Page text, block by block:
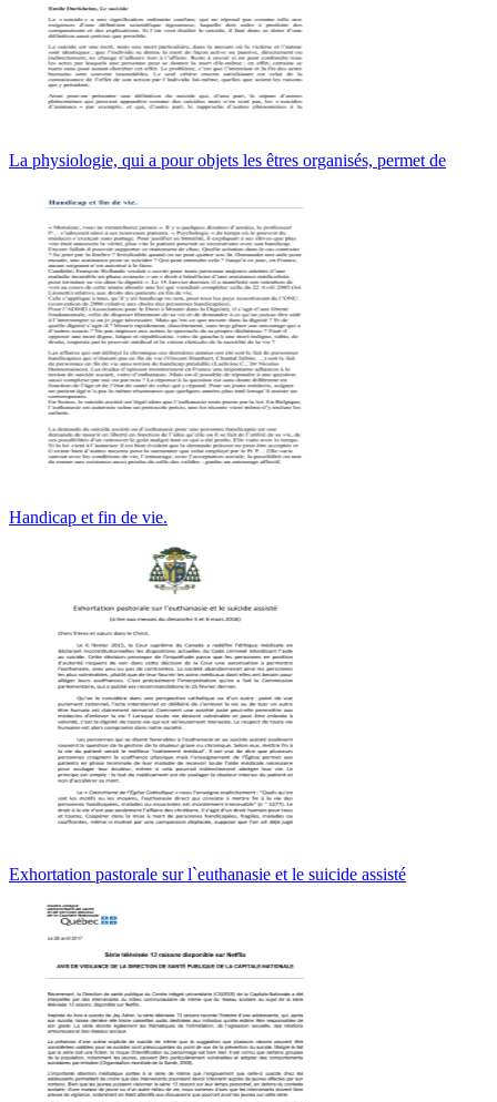
La physiologie, qui a pour objets les êtres organisés, permet de
Handicap et fin de vie.
Exhortation pastorale sur l`euthanasie et le suicide assisté